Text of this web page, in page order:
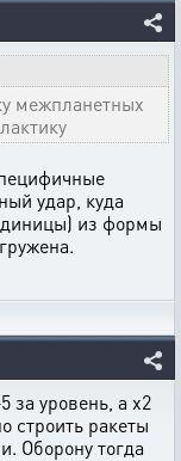
межпланетных
удар, куда
из формы
за уровень, а х2
строить ракеты
Оборону тогда